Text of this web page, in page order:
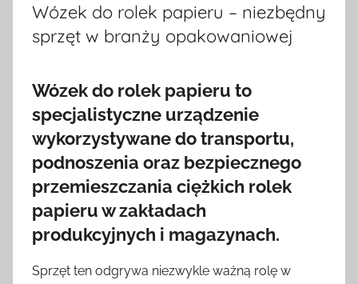
Wózek do rolek papieru – niezbędny
sprzęt w branży opakowaniowej
Wózek do rolek papieru to
specjalistyczne urządzenie
wykorzystywane do transportu,
podnoszenia oraz bezpiecznego
przemieszczania ciężkich rolek
papieru w zakładach
produkcyjnych i magazynach.
Sprzęt ten odgrywa niezwykle ważną rolę w